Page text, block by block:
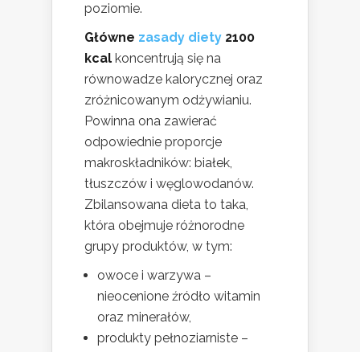
poziomie.
Główne zasady diety 2100
kcal koncentrują się na
równowadze kalorycznej oraz
zróżnicowanym odżywianiu.
Powinna ona zawierać
odpowiednie proporcje
makroskładników: białek,
tłuszczów i węglowodanów.
Zbilansowana dieta to taka,
która obejmuje różnorodne
grupy produktów, w tym:
owoce i warzywa –
nieocenione źródło witamin
oraz minerałów,
produkty pełnoziarniste –